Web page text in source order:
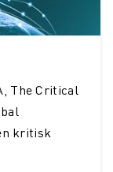
The Critical
kritisk